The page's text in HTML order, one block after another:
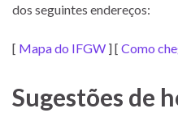
dos seguintes endereços:
[ Mapa do IFGW ] [ Como
Sugestões de